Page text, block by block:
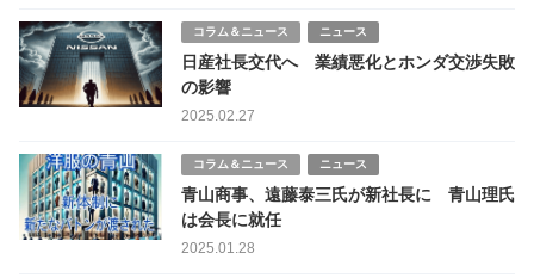
コラム＆ニュース ニュース
日産社長交代へ 業績悪化とホンダ交渉失敗
の影響
2025.02.27
コラム＆ニュース ニュース
青山商事、遠藤泰三氏が新社長に 青山理氏
は会長に就任
2025.01.28